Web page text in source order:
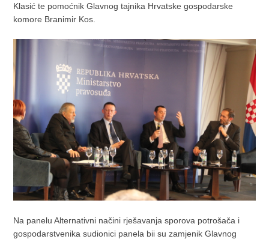
Klasić te pomoćnik Glavnog tajnika Hrvatske gospodarske
komore Branimir Kos.
Na panelu Alternativni načini rješavanja sporova potrošača i
gospodarstvenika sudionici panela bii su zamjenik Glavnog